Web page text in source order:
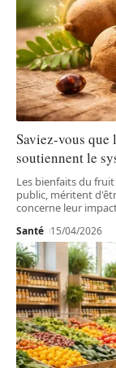
Saviez-vous
soutiennent le
Les bienfaits du
public, méritent
concerne leur
Santé 15/04/2026